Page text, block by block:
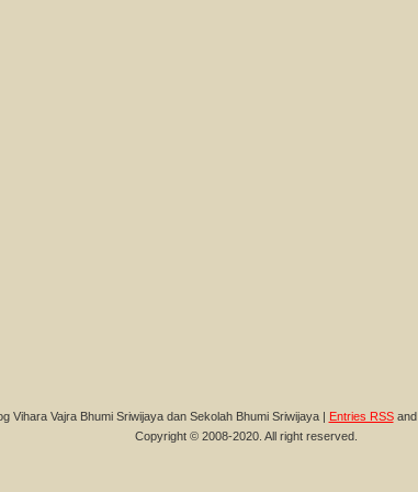
Vihara Vajra Bhumi Sriwijaya dan Sekolah Bhumi Sriwijaya | Entries RSSand
Copyright © 2008-2020. All right reserved.